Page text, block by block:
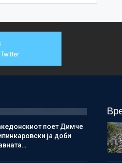
поет Димче
ја доби